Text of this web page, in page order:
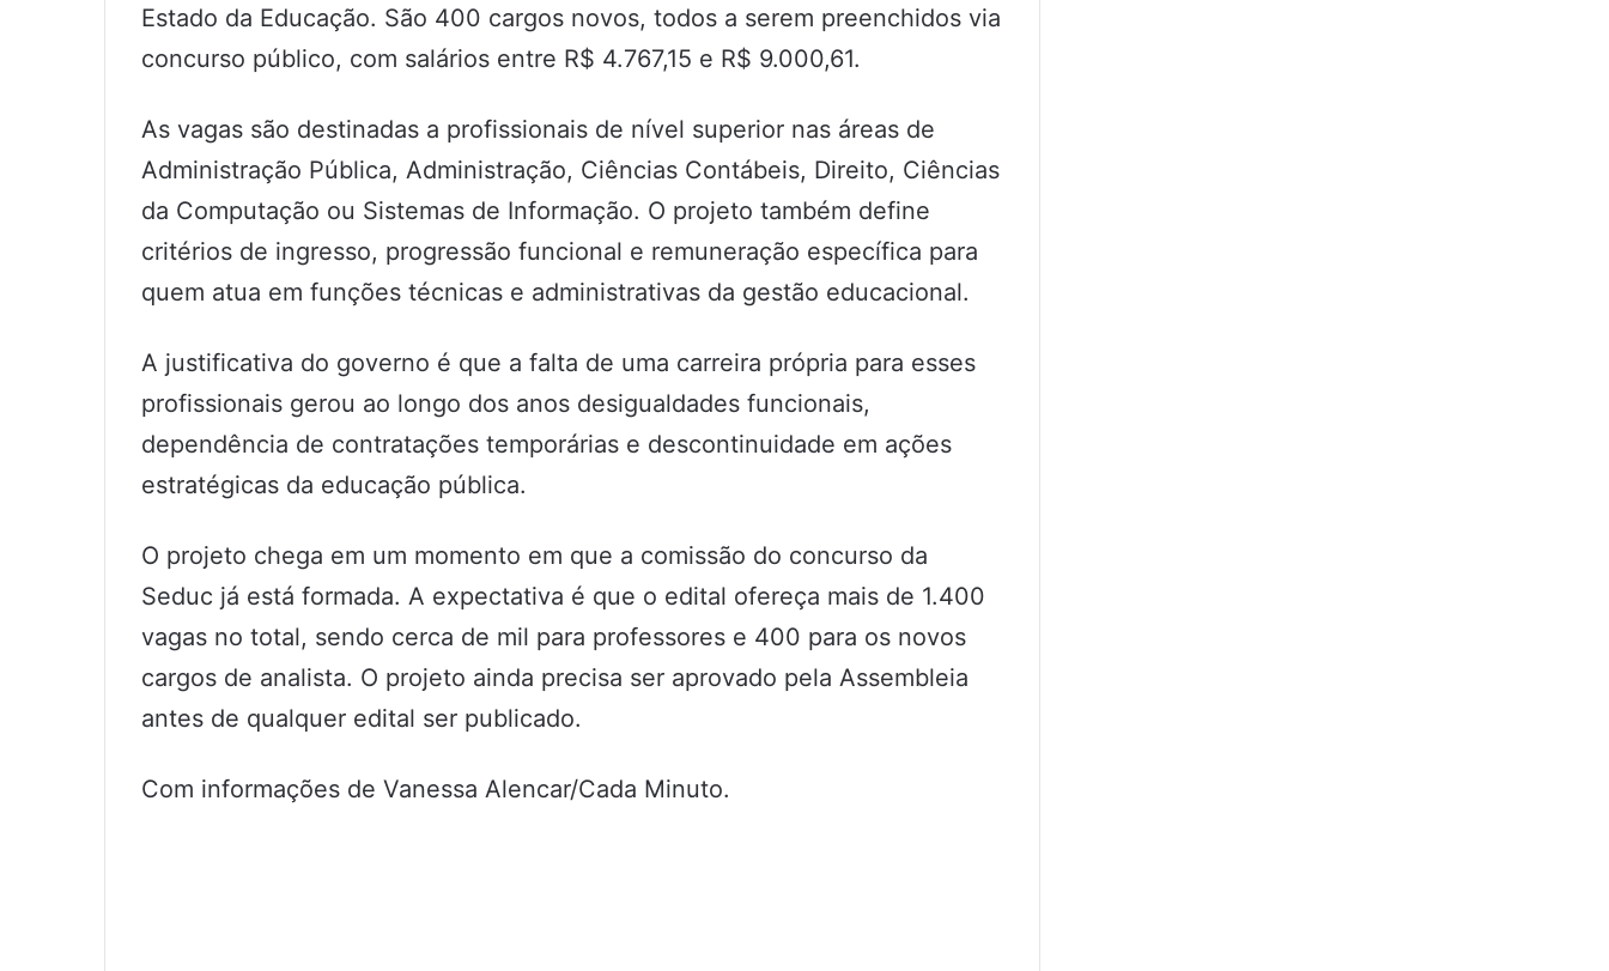
Estado da Educação. São 400 cargos novos, todos a serem preenchidos via
concurso público, com salários entre R$ 4.767,15 e R$ 9.000,61.
As vagas são destinadas a profissionais de nível superior nas áreas de
Administração Pública, Administração, Ciências Contábeis, Direito, Ciências
da Computação ou Sistemas de Informação. O projeto também define
critérios de ingresso, progressão funcional e remuneração específica para
quem atua em funções técnicas e administrativas da gestão educacional.
A justificativa do governo é que a falta de uma carreira própria para esses
profissionais gerou ao longo dos anos desigualdades funcionais,
dependência de contratações temporárias e descontinuidade em ações
estratégicas da educação pública.
O projeto chega em um momento em que a comissão do concurso da
Seduc já está formada. A expectativa é que o edital ofereça mais de 1.400
vagas no total, sendo cerca de mil para professores e 400 para os novos
cargos de analista. O projeto ainda precisa ser aprovado pela Assembleia
antes de qualquer edital ser publicado.
Com informações de Vanessa Alencar/Cada Minuto.